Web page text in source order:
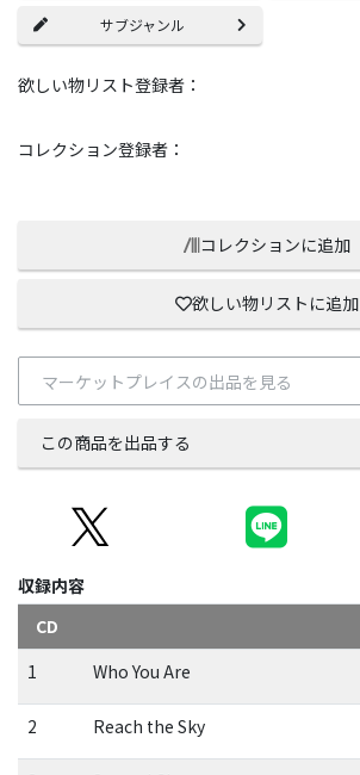
サブジャンル
欲しい物リスト登録者：
コレクション登録者：
コレクションに追加
欲しい物リストに追加
マーケットプレイスの出品を見る
この商品を出品する
収録内容
CD
1
Who You Are
2 Reach the Sky